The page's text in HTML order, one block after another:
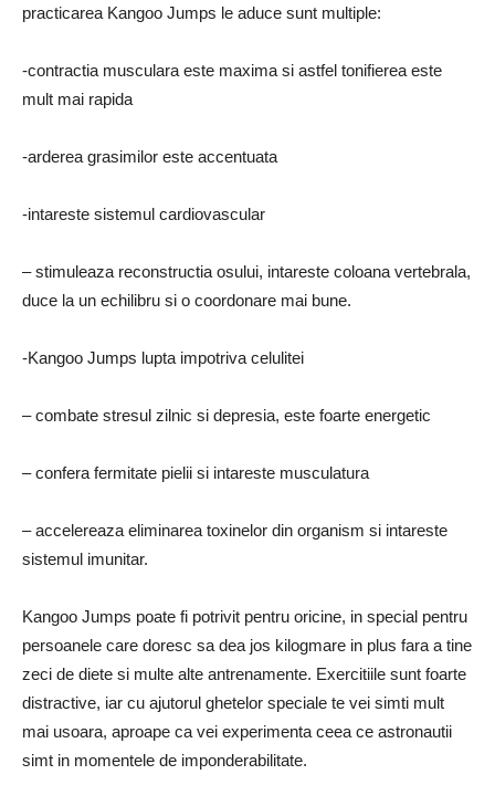
practicarea Kangoo Jumps le aduce sunt multiple:
-contractia musculara este maxima si astfel tonifierea este
mult mai rapida
-arderea grasimilor este accentuata
-intareste sistemul cardiovascular
– stimuleaza reconstructia osului, intareste coloana vertebrala,
duce la un echilibru si o coordonare mai bune.
-Kangoo Jumps lupta impotriva celulitei
– combate stresul zilnic si depresia, este foarte energetic
– confera fermitate pielii si intareste musculatura
– accelereaza eliminarea toxinelor din organism si intareste
sistemul imunitar.
Kangoo Jumps poate fi potrivit pentru oricine, in special pentru
persoanele care doresc sa dea jos kilogmare in plus fara a tine
zeci de diete si multe alte antrenamente. Exercitiile sunt foarte
distractive, iar cu ajutorul ghetelor speciale te vei simti mult
mai usoara, aproape ca vei experimenta ceea ce astronautii
simt in momentele de imponderabilitate.